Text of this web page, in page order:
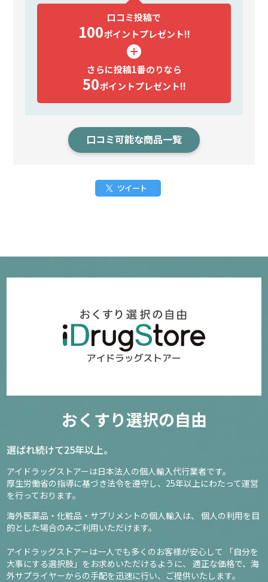
口コミ投稿で
100ポイントプレゼント!!
さらに投稿1番のりなら
50ポイントプレゼント!!
口コミ可能な商品一覧
ツイート
おくすり選択の自由
選ばれ続けて25年以上。
アイドラッグストアーは日本法人の個人輸入代行業者です。
厚生労働省の指導に基づき法令を遵守し、 25年以上にわたって運営
を行っております。
海外医薬品・化粧品・サプリメントの個人輸入は、
個人の利用を目
的とした場合のみご利用いただけます。
アイドラッグストアーは一人でも多くのお客様が安心して
「自分を
大事にする選択肢」をお求めいただけるように、
適正な価格で、海
外サプライヤーからの手配を迅速に行い、ご提供いたします。